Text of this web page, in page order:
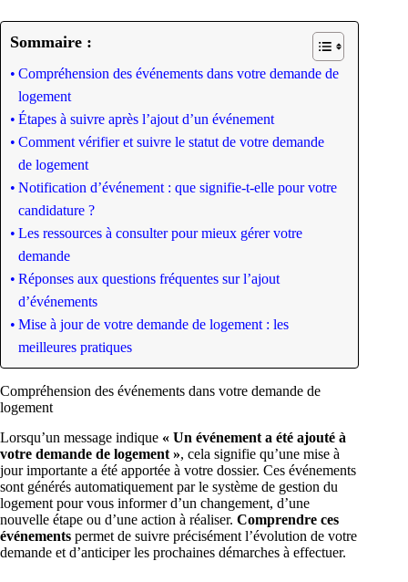
Sommaire :
Compréhension des événements dans votre demande de
logement
Étapes à suivre après l’ajout d’un événement
Comment vérifier et suivre le statut de votre demande
de logement
Notification d’événement : que signifie-t-elle pour votre
candidature ?
Les ressources à consulter pour mieux gérer votre
demande
Réponses aux questions fréquentes sur l’ajout
d’événements
Mise à jour de votre demande de logement : les
meilleures pratiques
Compréhension des événements dans votre demande de
logement
Lorsqu’un message indique « Un événement a été ajouté à
votre demande de logement », cela signifie qu’une mise à
jour importante a été apportée à votre dossier. Ces événements
sont générés automatiquement par le système de gestion du
logement pour vous informer d’un changement, d’une
nouvelle étape ou d’une action à réaliser. Comprendre ces
événements permet de suivre précisément l’évolution de votre
demande et d’anticiper les prochaines démarches à effectuer.